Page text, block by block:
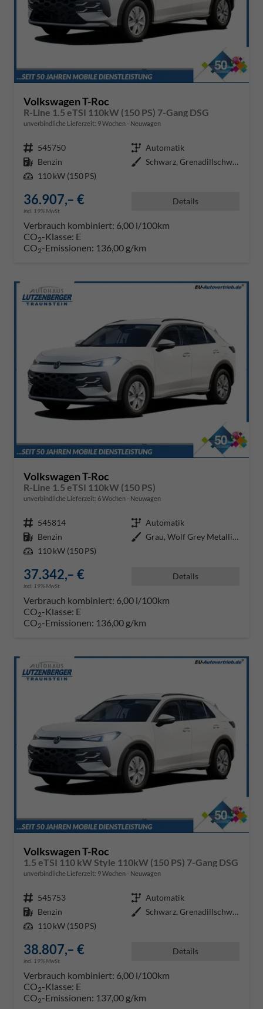
Volkswagen T-Roc
R-Line 1.5 eTSI 110kW (150 PS) 7-Gang DSG
unverbindliche Lieferzeit: 9 Wochen Neuwagen
Fahrzeugnr. 545750 Getriebe Automatik
Kraftstoff Benzin Außenfarbe
Schwarz, Grenadillschwarz Metall
Leistung 110 kW (150 PS)
36.907,– €
incl. 19% MwSt.
Details
Verbrauch kombiniert: 6,00 l/100km
CO2-Klasse: E
CO2-Emissionen: 136,00 g/km
Volkswagen T-Roc
R-Line 1.5 eTSI 110kW (150 PS)
unverbindliche Lieferzeit: 6 Wochen Neuwagen
Fahrzeugnr. 545814 Getriebe Automatik
Kraftstoff Benzin Außenfarbe
Grau, Wolf Grey Metallic (A6)
Leistung 110 kW (150 PS)
37.342,– €
incl. 19% MwSt.
Details
Verbrauch kombiniert: 6,00 l/100km
CO2-Klasse: E
CO2-Emissionen: 136,00 g/km
Volkswagen T-Roc
1.5 eTSI 110 kW Style 110kW (150 PS) 7-Gang DSG
unverbindliche Lieferzeit: 9 Wochen Neuwagen
Fahrzeugnr. 545753 Getriebe Automatik
Kraftstoff Benzin Außenfarbe
Schwarz, Grenadillschwarz Metall
Leistung 110 kW (150 PS)
38.807,– €
incl. 19% MwSt.
Details
Verbrauch kombiniert: 6,00 l/100km
CO2-Klasse: E
CO2-Emissionen: 137,00 g/km